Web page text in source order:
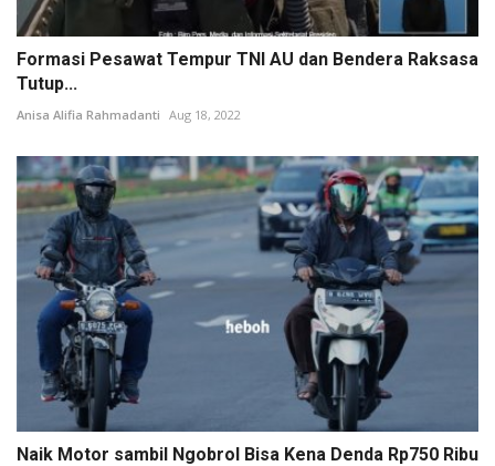
Formasi Pesawat Tempur TNI AU dan Bendera Raksasa
Tutup...
Anisa Alifia Rahmadanti Aug 18, 2022
Naik Motor sambil Ngobrol Bisa Kena Denda Rp750 Ribu